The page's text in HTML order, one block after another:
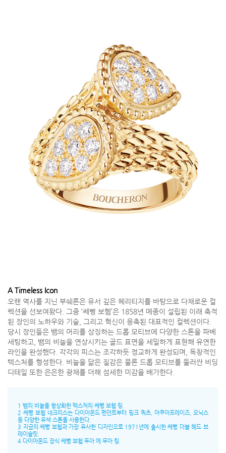
A Timeless Icon
오랜 역사를 지닌 부쉐론은 유서 깊은 헤리티지를 바탕으로 다채로운 컬
렉션을 선보여왔다. 그중 ‘쎄뻥 보헴’은 1858년 메종이 설립된 이래 축적
된 장인의 노하우와 기술, 그리고 혁신이 응축된 대표적인 컬렉션이다.
당시 장인들은 뱀의 머리를 상징하는 드롭 모티브에 다양한 스톤을 파베
세팅하고, 뱀의 비늘을 연상시키는 골드 표면을 세밀하게 표현해 유연한
라인을 완성했다. 각각의 피스는 조각하듯 정교하게 완성되며, 독창적인
텍스처를 형성한다. 비늘을 닮은 질감은 물론 드롭 모티브를 둘러싼 비딩
디테일 또한 은은한 광채를 더해 섬세한 미감을 배가한다.
1 뱀의 비늘을 형상화한 텍스처의 쎄뻥 보헴 링.
2 쎄뻥 보헴 네크리스는 다이아몬드 펜던트부터 핑크 쿼츠, 아쿠아프레이즈, 오닉스
등 다양한 유색 스톤을 사용한다.
3 지금의 쎄뻥 보헴과 가장 유사한 디자인으로 1971년에 출시한 쎄뻥 더블 헤드 브
레이슬릿.
4 다이아몬드 장식 쎄뻥 보헴 뚜아 에 무아 링.